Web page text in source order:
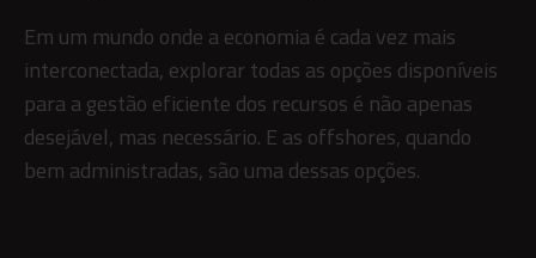
Em um mundo onde a economia é cada vez mais
interconectada, explorar todas as opções disponíveis
para a gestão eficiente dos recursos é não apenas
desejável, mas necessário. E as offshores, quando
bem administradas, são uma dessas opções.